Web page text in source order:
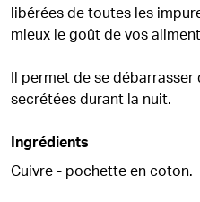
libérées de toutes les
mieux le goût de vos
Il permet de se
secrétées durant la nuit.
Ingrédients
Cuivre - pochette en coton.